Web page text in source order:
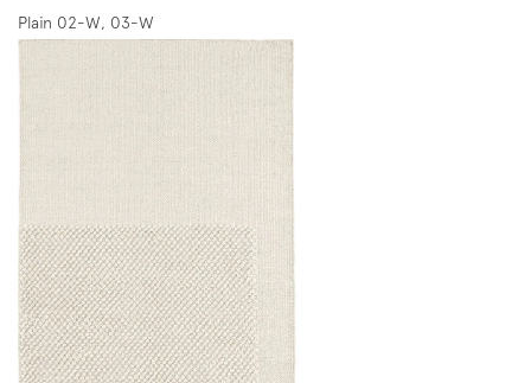
Plain 02-W, 03-W